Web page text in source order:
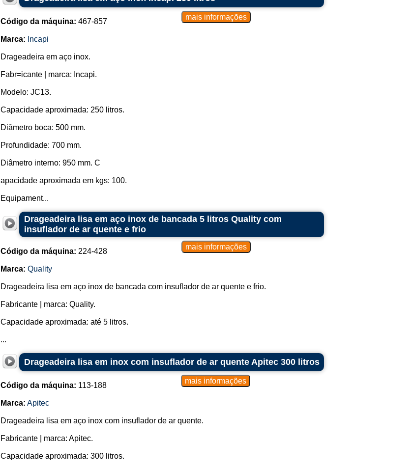
Código da máquina: 467-857
Marca: Incapi
Drageadeira em aço inox.
Fabr=icante | marca: Incapi.
Modelo: JC13.
Capacidade aproximada: 250 litros.
Diâmetro boca: 500 mm.
Profundidade: 700 mm.
Diâmetro interno: 950 mm. C
apacidade aproximada em kgs: 100.
Equipament...
Drageadeira lisa em aço inox de bancada 5 litros Quality com
insuflador de ar quente e frio
Código da máquina: 224-428
Marca: Quality
Drageadeira lisa em aço inox de bancada com insuflador de ar quente e frio.
Fabricante | marca: Quality.
Capacidade aproximada: até 5 litros.
...
Drageadeira lisa em inox com insuflador de ar quente Apitec 300 litros
Código da máquina: 113-188
Marca: Apitec
Drageadeira lisa em aço inox com insuflador de ar quente.
Fabricante | marca: Apitec.
Capacidade aproximada: 300 litros.